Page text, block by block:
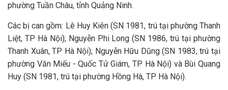
phường Tuần Châu, tỉnh Quảng Ninh.
Các bị can gồm: Lê Huy Kiên (SN 1981, trú tại phường Thanh
Liệt, TP Hà Nội); Nguyễn Phi Long (SN 1986, trú tại phường
Thanh Xuân, TP Hà Nội); Nguyễn Hữu Dũng (SN 1983, trú tại
phường Văn Miếu - Quốc Tử Giám, TP Hà Nội) và Bùi Quang
Huy (SN 1981, trú tại phường Hồng Hà, TP Hà Nội).